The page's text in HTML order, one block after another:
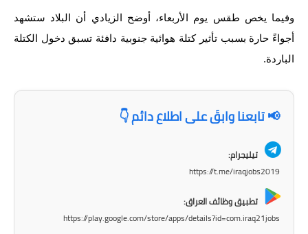
المرحلة المتوسطة
المرحلة الاعدادية
المرحلة الابتدائية
وفيما يخص طقس يوم الأربعاء، أوضح الزيادي أن البلاد ستشهد
أجواءً حارة بسبب تأثير كتلة هوائية جنوبية دافئة تسبق دخول الكتلة
الباردة.
📢 تابعنا وابقَ على اطلاع دائم 👇
تيليجرام:
https://t.me/iraqjobs2019
تطبيق وظائف العراق:
https://play.google.com/store/apps/details?id=com.iraq21jobs